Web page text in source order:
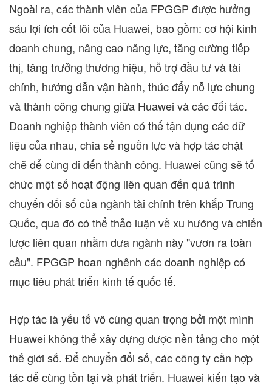
Ngoài ra, các thành viên của FPGGP được hưởng
sáu lợi ích cốt lõi của Huawei, bao gồm: cơ hội kinh
doanh chung, nâng cao năng lực, tăng cường tiếp
thị, tăng trưởng thương hiệu, hỗ trợ đầu tư và tài
chính, hướng dẫn vận hành, thúc đẩy nỗ lực chung
và thành công chung giữa Huawei và các đối tác.
Doanh nghiệp thành viên có thể tận dụng các dữ
liệu của nhau, chia sẻ nguồn lực và hợp tác chặt
chẽ để cùng đi đến thành công. Huawei cũng sẽ tổ
chức một số hoạt động liên quan đến quá trình
chuyển đổi số của ngành tài chính trên khắp Trung
Quốc, qua đó có thể thảo luận về xu hướng và chiến
lược liên quan nhằm đưa ngành này "vươn ra toàn
cầu". FPGGP hoan nghênh các doanh nghiệp có
mục tiêu phát triển kinh tế quốc tế.
Hợp tác là yếu tố vô cùng quan trọng bởi một mình
Huawei không thể xây dựng được nền tảng cho một
thế giới số. Để chuyển đổi số, các công ty cần hợp
tác để cùng tồn tại và phát triển. Huawei kiến tạo và